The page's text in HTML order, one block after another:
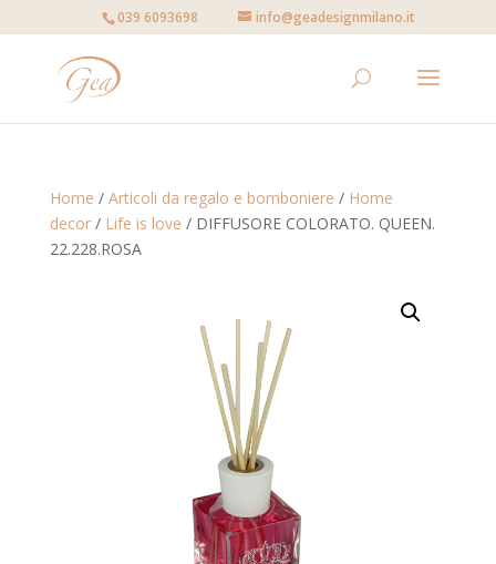
039 6093698 info@geadesignmilano.it
Home / Articoli da regalo e bomboniere / Home
decor/ Life is love / DIFFUSORE COLORATO. QUEEN.
22.228.ROSA